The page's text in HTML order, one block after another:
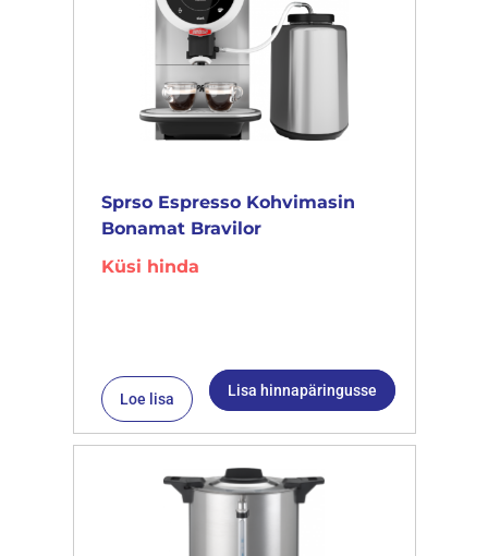
Sprso Espresso Kohvimasin
Bonamat Bravilor
Küsi hinda
Loe lisa Lisa hinnapäringusse